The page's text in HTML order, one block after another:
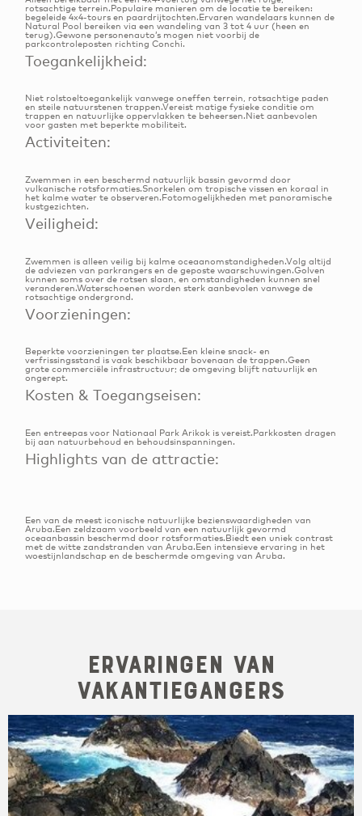
rotsachtige terrein.Populaire manieren om de locatie te bereiken:
begeleide 4x4-tours en paardrijtochten.Ervaren wandelaars kunnen de
Natural Pool bereiken via een wandeling van 3 tot 4 uur (heen en
terug).Gewone personenauto’s mogen niet voorbij de
parkcontroleposten richting Conchi.
Toegankelijkheid:
Niet rolstoeltoegankelijk vanwege oneffen terrein, rotsachtige paden
en steile natuurstenen trappen.Vereist matige fysieke conditie om
trappen en natuurlijke oppervlakken te beheersen.Niet aanbevolen
voor gasten met beperkte mobiliteit.
Activiteiten:
Zwemmen in een beschermd natuurlijk bassin gevormd door
vulkanische rotsformaties.Snorkelen om tropische vissen en koraal in
het kalme water te observeren.Fotomogelijkheden met panoramische
kustgezichten.
Veiligheid:
Zwemmen is alleen veilig bij kalme oceaanomstandigheden.Volg altijd
de adviezen van parkrangers en de geposte waarschuwingen.Golven
kunnen soms over de rotsen slaan, en omstandigheden kunnen snel
veranderen.Waterschoenen worden sterk aanbevolen vanwege de
rotsachtige ondergrond.
Voorzieningen:
Beperkte voorzieningen ter plaatse.Een kleine snack- en
verfrissingsstand is vaak beschikbaar bovenaan de trappen.Geen
grote commerciële infrastructuur; de omgeving blijft natuurlijk en
ongerept.
Kosten & Toegangseisen:
Een entreepas voor Nationaal Park Arikok is vereist.Parkkosten dragen
bij aan natuurbehoud en behoudsinspanningen.
Highlights van de attractie:
Een van de meest iconische natuurlijke bezienswaardigheden van
Aruba.Een zeldzaam voorbeeld van een natuurlijk gevormd
oceaanbassin beschermd door rotsformaties.Biedt een uniek contrast
met de witte zandstranden van Aruba.Een intensieve ervaring in het
woestijnlandschap en de beschermde omgeving van Aruba.
Ervaringen van
Vakantiegangers